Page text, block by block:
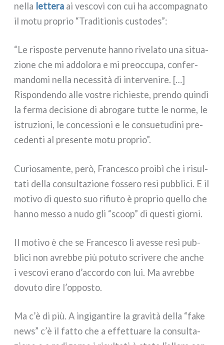
nel­la let­te­ra ai vesco­vi con cui ha accom­pa­gna­to
il motu pro­prio “Traditionis custo­des”:
“Le rispo­ste per­ve­nu­te han­no rive­la­to una situa­
zio­ne che mi addo­lo­ra e mi pre­oc­cu­pa, con­fer­
man­do­mi nel­la neces­si­tà di inter­ve­ni­re. […]
Rispondendo alle vostre richie­ste, pren­do quin­di
la fer­ma deci­sio­ne di abro­ga­re tut­te le nor­me, le
istru­zio­ni, le con­ces­sio­ni e le con­sue­tu­di­ni pre­
ce­den­ti al pre­sen­te motu pro­prio”.
Curiosamente, però, Francesco proi­bì che i risul­
ta­ti del­la con­sul­ta­zio­ne fos­se­ro resi pub­blici. E il
moti­vo di que­sto suo rifiu­to è pro­prio quel­lo che
han­no mes­so a nudo gli “scoop” di que­sti gior­ni.
Il moti­vo è che se Francesco li aves­se resi pub­
bli­ci non avreb­be più potu­to scri­ve­re che anche
i vesco­vi era­no d’accordo con lui. Ma avreb­be
dovu­to dire l’opposto.
Ma c’è di più. A ingi­gan­ti­re la gra­vi­tà del­la “fake
news” c’è il fat­to che a effet­tua­re la con­sul­ta­